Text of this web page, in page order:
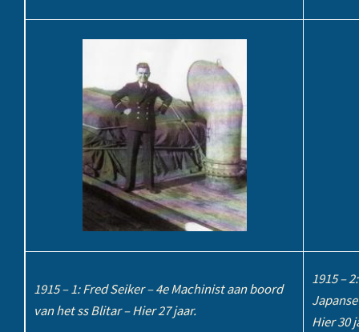
1915 – 1: Fred Seiker – 4e Machinist aan boord
van het ss Blitar – Hier 27 jaar.
1915 –
Hier 30